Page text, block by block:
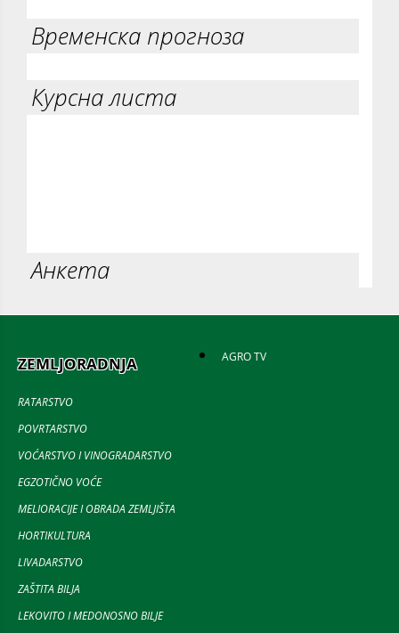
Временска прогноза
Курсна листа
Анкета
ZEMLJORADNJA
RATARSTVO
POVRTARSTVO
VOĆARSTVO I VINOGRADARSTVO
EGZOTIČNO VOĆE
MELIORACIJE I OBRADA ZEMLJIŠTA
HORTIKULTURA
LIVADARSTVO
ZAŠTITA BILJA
LEKOVITO I MEDONOSNO BILJE
AGRO TV